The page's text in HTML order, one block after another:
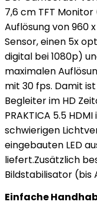
7,6 cm TFT
Auflösung von 960
Sensor, einen 5x
digital bei 1080p)
maximalen
mit 30 fps. Damit
Begleiter im HD
PRAKTICA 5.5
schwierigen
eingebauten LED
liefert.Zusätzlich
Bildstabilisator (bis
Einfache